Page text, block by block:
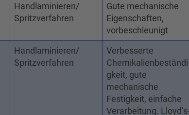
Handlaminieren/
Spritzverfahren
Gute mechanische
Eigenschaften,
vorbeschleunigt
Handlaminieren/
Spritzverfahren
Verbesserte
Chemikalienbeständi
gkeit, gute
mechanische
Festigkeit, einfache
Verarbeitung.